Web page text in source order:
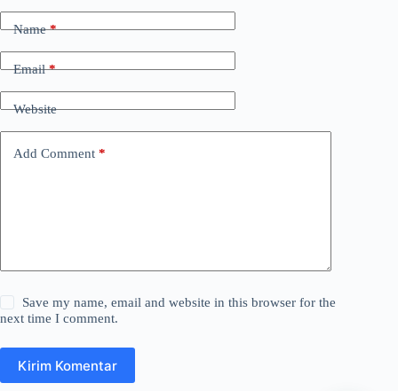
Name*
Email*
Website
Add Comment *
Save my name, email and website in this browser for the
next time I comment.
Kirim Komentar